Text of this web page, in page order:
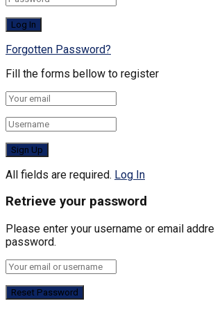
Forgotten Password?
Fill the forms bellow to register
All fields are required. Log In
Retrieve your password
Please enter your username or email
password.